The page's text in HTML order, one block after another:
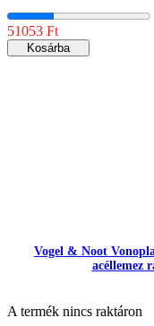
51053 Ft
Kosárba
Vogel & Noot
acéllemez
A termék nincs raktáron